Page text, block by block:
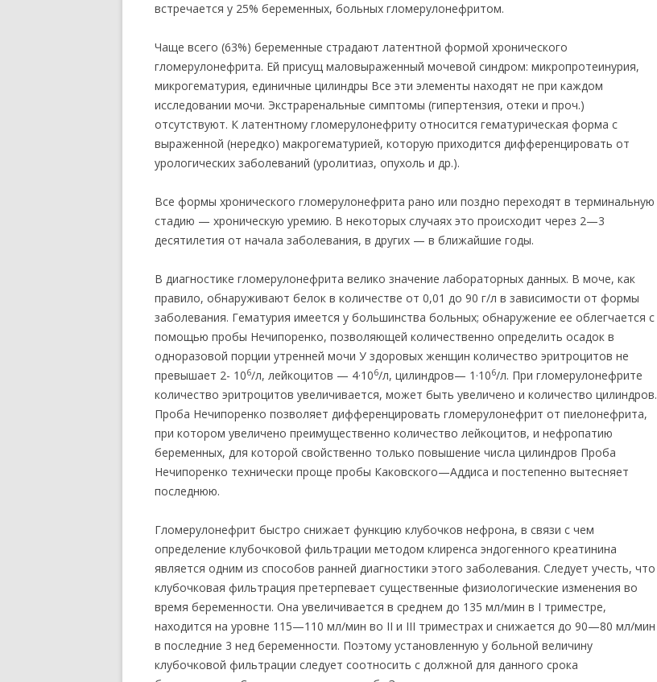
встречается у 25% беременных, больных гломерулонефритом.
Чаще всего (63%) беременные страдают латентной формой хронического
гломерулонефрита. Ей присущ маловыраженный мочевой синдром: микропротеинурия,
микрогематурия, единичные цилиндры Все эти элементы находят не при каждом
исследовании мочи. Экстраренальные симптомы (гипертензия, отеки и проч.)
отсутствуют. К латентному гломерулонефриту относится гематурическая форма с
выраженной (нередко) макрогематурией, которую приходится дифференцировать от
урологических заболеваний (уролитиаз, опухоль и др.).
Все формы хронического гломерулонефрита рано или поздно переходят в терминальную
стадию — хроническую уремию. В некоторых случаях это происходит через 2—3
десятилетия от начала заболевания, в других — в ближайшие годы.
В диагностике гломерулонефрита велико значение лабораторных данных. В моче, как
правило, обнаруживают белок в количестве от 0,01 до 90 г/л в зависимости от формы
заболевания. Гематурия имеется у большинства больных; обнаружение ее облегчается с
помощью пробы Нечипоренко, позволяющей количественно определить осадок в
одноразовой порции утренней мочи У здоровых женщин количество эритроцитов не
превышает 2- 106/л, лейкоцитов — 4·106/л, цилиндров— 1·106/л. При гломерулонефрите
количество эритроцитов увеличивается, может быть увеличено и количество цилиндров.
Проба Нечипоренко позволяет дифференцировать гломерулонефрит от пиелонефрита,
при котором увеличено преимущественно количество лейкоцитов, и нефропатию
беременных, для которой свойственно только повышение числа цилиндров Проба
Нечипоренко технически проще пробы Каковского—Аддиса и постепенно вытесняет
последнюю.
Гломерулонефрит быстро снижает функцию клубочков нефрона, в связи с чем
определение клубочковой фильтрации методом клиренса эндогенного креатинина
является одним из способов ранней диагностики этого заболевания. Следует учесть, что
клубочковая фильтрация претерпевает существенные физиологические изменения во
время беременности. Она увеличивается в среднем до 135 мл/мин в I триместре,
находится на уровне 115—110 мл/мин во II и III триместрах и снижается до 90—80 мл/мин
в последние 3 нед беременности. Поэтому установленную у больной величину
клубочковой фильтрации следует соотносить с должной для данного срока